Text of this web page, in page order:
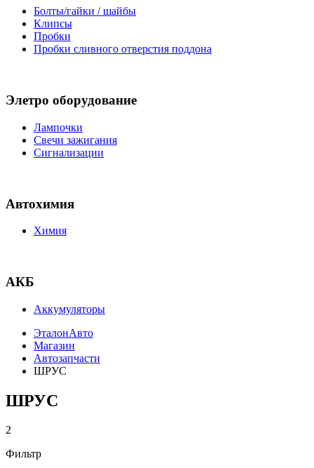
Болты/гайки / шайбы
Клипсы
Пробки
Пробки сливного отверстия поддона
Элетро оборудование
Лампочки
Свечи зажигания
Сигнализации
Автохимия
Химия
АКБ
Аккумуляторы
ЭталонАвто
Магазин
Автозапчасти
ШРУС
ШРУС
2
Фильтр